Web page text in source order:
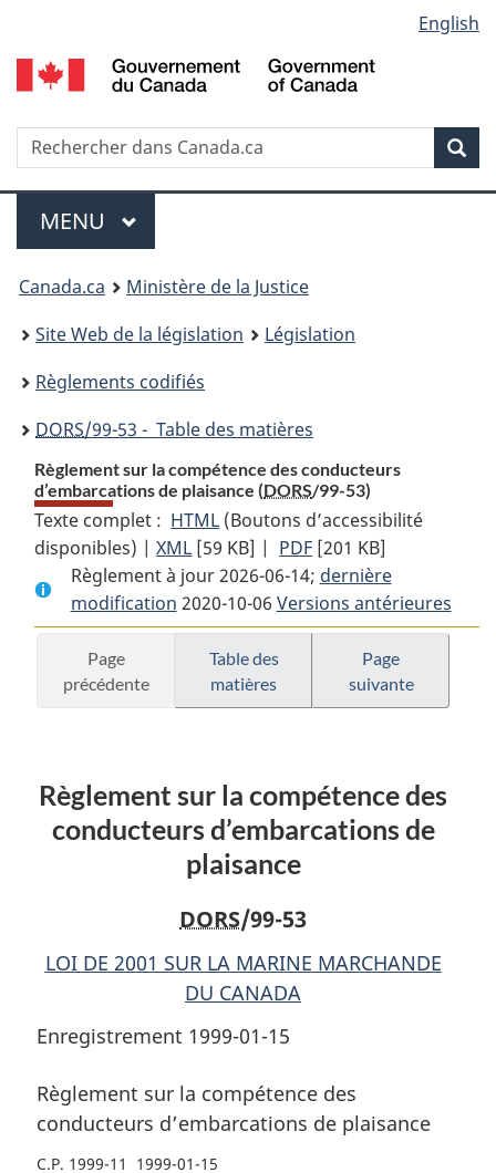
au
contenu
propos
de
la
HTML
simplifiée
selection
English
Recherche
Menu
MENU PRINCIPAL
You
are
here:
Canada.ca
Ministère de la Justice
Site Web de la législation
Législation
Règlements codifiés
DORS/99-53 - Table des matières
Règlement sur la compétence des conducteurs
d’embarcations de plaisance (DORS/99-53)
Texte complet : HTML Texte
complet
:
Règlement
sur
la
compétence
des
de
plaisance
(Boutons d’accessibilité
disponibles) |XML Texte
complet
:
Règlement
sur
compétence
d’embarcations
de
plaisance
[59 KB] | PDF Texte
complet
:
Règlement
compétence
d’embarcations
de
[201 KB]
Règlement à jour 2026-06-14; dernière
modification 2020-10-06 Versions antérieures
Page
précédente
Table des
matières
Page
suivante
Règlement sur la compétence des
conducteurs d’embarcations de
plaisance
DORS/99-53
LOI DE 2001 SUR LA MARINE MARCHANDE
DU CANADA
Enregistrement 1999-01-15
Règlement sur la compétence des
conducteurs d’embarcations de plaisance
C.P. 1999-11 1999-01-15